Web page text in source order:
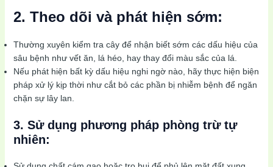
2. Theo dõi và phát hiện sớm:
Thường xuyên kiểm tra cây để nhận biết sớm các dấu hiệu của
sâu bệnh như vết ăn, lá héo, hay thay đổi màu sắc của lá.
Nếu phát hiện bất kỳ dấu hiệu nghi ngờ nào, hãy thực hiện biện
pháp xử lý kịp thời như cắt bỏ các phần bị nhiễm bệnh để ngăn
chặn sự lây lan.
3. Sử dụng phương pháp phòng trừ tự
nhiên: